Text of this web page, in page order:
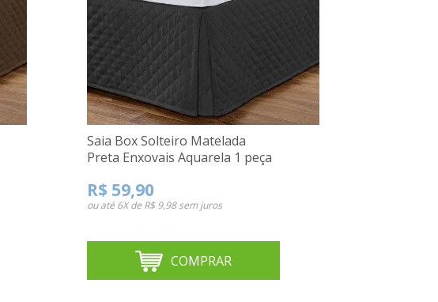
Saia Box Solteiro Matelada
Preta Enxovais Aquarela 1 peça
R$ 59,90
ou até 6X de R$ 9,98sem juros
COMPRAR